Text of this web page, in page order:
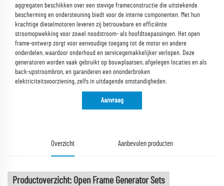
aggregaten beschikken over een stevige frameconstructie die uitstekende
bescherming en ondersteuning biedt voor de interne componenten. Met hun
krachtige dieselmotoren leveren zij betrouwbare en efficiënte
stroomopwekking voor zowel noodstroom- als hoofdtoepassingen. Het open
frame-ontwerp zorgt voor eenvoudige toegang tot de motor en andere
onderdelen, waardoor onderhoud en servicegemakkelijker verlopen. Deze
generatoren worden vaak gebruikt op bouwplaatsen, afgelegen locaties en als
back-upstroombron, en garanderen een ononderbroken
elektriciteitsvoorziening, zelfs in uitdagende omstandigheden.
Aanvraag
Overzicht Aanbevolen producten
Productoverzicht: Open Frame Generator Sets